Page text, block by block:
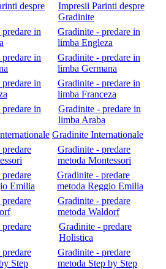
Impresii Parinti despre
Gradinite
Gradinite - predare in
limba Engleza
Gradinite - predare in
limba Germana
Gradinite - predare in
limba Franceza
Gradinite - predare in
limba Araba
Gradinite Internationale
Gradinite - predare
metoda Montessori
Gradinite - predare
metoda Reggio Emilia
Gradinite - predare
metoda Waldorf
Gradinite - predare
Holistica
Gradinite - predare
metoda Step by Step